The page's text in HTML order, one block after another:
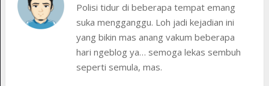
Polisi tidur di beberapa tempat emang
suka mengganggu. Loh jadi kejadian ini
yang bikin mas anang vakum beberapa
hari ngeblog ya… semoga lekas sembuh
seperti semula, mas.